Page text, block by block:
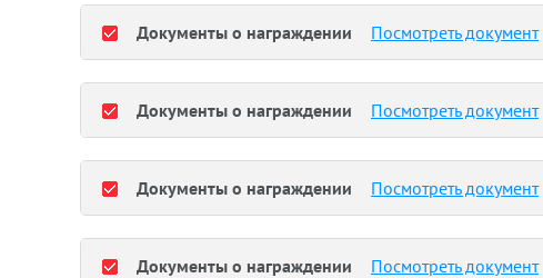
Документы о награждении Посмотреть документ
Документы о награждении Посмотреть документ
Документы о награждении Посмотреть документ
Документы о награждении Посмотреть документ